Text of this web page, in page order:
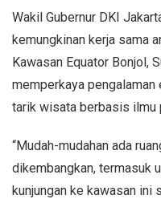
Wakil Gubernur DKI
kemungkinan kerja sama
Kawasan Equator Bonjol,
memperkaya pengalaman
tarik wisata berbasis ilmu
“Mudah-mudahan ada
dikembangkan, termasuk
kunjungan ke kawasan ini